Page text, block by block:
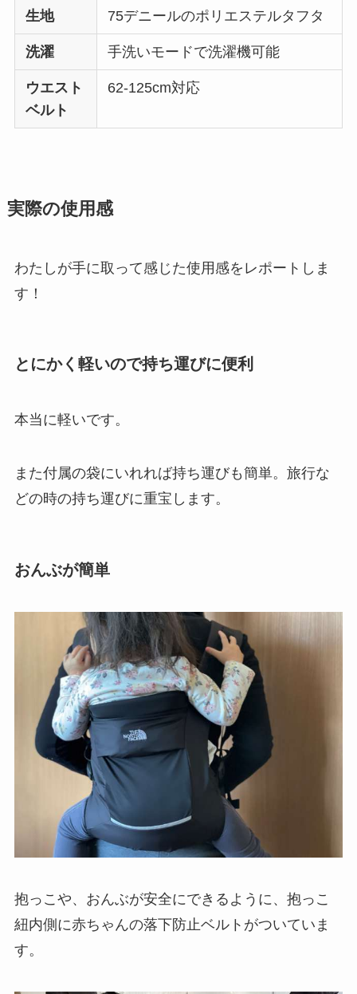
生地 75デニールのポリエステルタフタ
洗濯 手洗いモードで洗濯機可能
ウエスト
ベルト
62-125cm対応
実際の使用感
わたしが手に取って感じた使用感をレポートしま
す！
とにかく軽いので持ち運びに便利
本当に軽いです。
また付属の袋にいれれば持ち運びも簡単。旅行な
どの時の持ち運びに重宝します。
おんぶが簡単
抱っこや、おんぶが安全にできるように、抱っこ
紐内側に赤ちゃんの落下防止ベルトがついていま
す。